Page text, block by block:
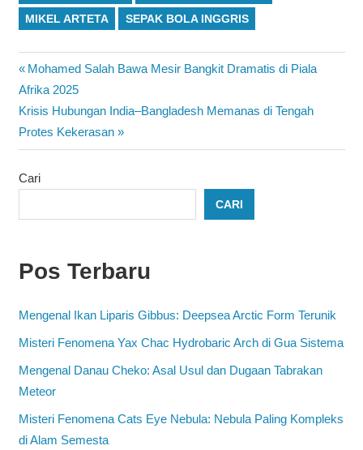
MIKEL ARTETA SEPAK BOLA INGGRIS
Navigasi
pos
Previous
Post:
Mohamed Salah Bawa Mesir Bangkit Dramatis di Piala
Afrika 2025
Next
Post:
Krisis Hubungan India–Bangladesh Memanas di Tengah
Protes Kekerasan
Cari
CARI
Pos Terbaru
Mengenal Ikan Liparis Gibbus: Deepsea Arctic Form Terunik
Misteri Fenomena Yax Chac Hydrobaric Arch di Gua Sistema
Mengenal Danau Cheko: Asal Usul dan Dugaan Tabrakan
Meteor
Misteri Fenomena Cats Eye Nebula: Nebula Paling Kompleks
di Alam Semesta